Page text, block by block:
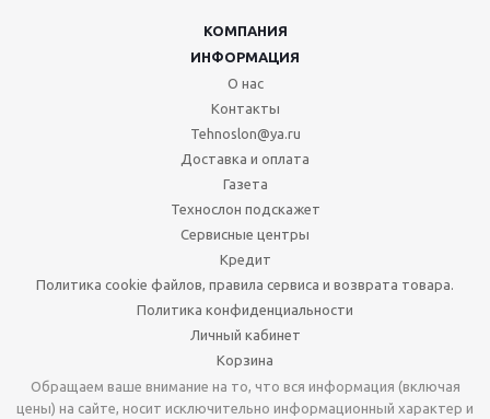
КОМПАНИЯ
ИНФОРМАЦИЯ
О нас
Контакты
Tehnoslon@ya.ru
Доставка и оплата
Газета
Технослон подскажет
Сервисные центры
Кредит
Политика cookie файлов, правила сервиса и возврата товара.
Политика конфиденциальности
Личный кабинет
Корзина
Обращаем ваше внимание на то, что вся информация (включая
цены) на сайте, носит исключительно информационный характер и